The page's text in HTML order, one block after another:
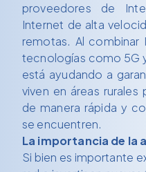
proveedores de
Internet de alta
remotas. Al combinar
tecnologías como 5G
está ayudando a
viven en áreas
de manera rápida y
se encuentren.
La importancia de la
Si bien es importante